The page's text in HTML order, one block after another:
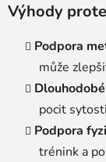
Výhody
Podpora
může
pocit
Podpora
trénink a